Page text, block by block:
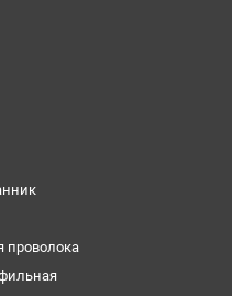
проволока